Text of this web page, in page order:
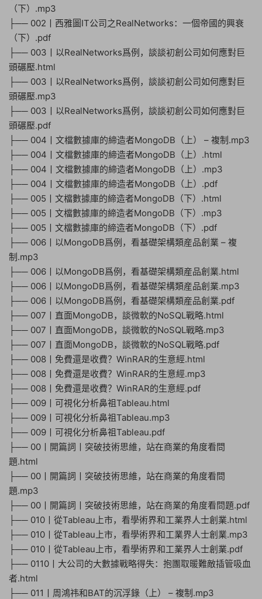
（下）.mp3
├── 002丨西雅圖IT公司之RealNetworks：一個帝國的興衰
（下）.pdf
├── 003丨以RealNetworks爲例，談談初創公司如何應對巨
頭碾壓.html
├── 003丨以RealNetworks爲例，談談初創公司如何應對巨
頭碾壓.mp3
├── 003丨以RealNetworks爲例，談談初創公司如何應對巨
頭碾壓.pdf
├── 004丨文檔數據庫的締造者MongoDB（上） – 複制.mp3
├── 004丨文檔數據庫的締造者MongoDB（上）.html
├── 004丨文檔數據庫的締造者MongoDB（上）.mp3
├── 004丨文檔數據庫的締造者MongoDB（上）.pdf
├── 005丨文檔數據庫的締造者MongoDB（下）.html
├── 005丨文檔數據庫的締造者MongoDB（下）.mp3
├── 005丨文檔數據庫的締造者MongoDB（下）.pdf
├── 006丨以MongoDB爲例，看基礎架構類産品創業 – 複
制.mp3
├── 006丨以MongoDB爲例，看基礎架構類産品創業.html
├── 006丨以MongoDB爲例，看基礎架構類産品創業.mp3
├── 006丨以MongoDB爲例，看基礎架構類産品創業.pdf
├── 007丨直面MongoDB，談微軟的NoSQL戰略.html
├── 007丨直面MongoDB，談微軟的NoSQL戰略.mp3
├── 007丨直面MongoDB，談微軟的NoSQL戰略.pdf
├── 008丨免費還是收費？WinRAR的生意經.html
├── 008丨免費還是收費？WinRAR的生意經.mp3
├── 008丨免費還是收費？WinRAR的生意經.pdf
├── 009丨可視化分析鼻祖Tableau.html
├── 009丨可視化分析鼻祖Tableau.mp3
├── 009丨可視化分析鼻祖Tableau.pdf
├── 00丨開篇詞丨突破技術思維，站在商業的角度看問
題.html
├── 00丨開篇詞丨突破技術思維，站在商業的角度看問
題.mp3
├── 00丨開篇詞丨突破技術思維，站在商業的角度看問題.pdf
├── 010丨從Tableau上市，看學術界和工業界人士創業.html
├── 010丨從Tableau上市，看學術界和工業界人士創業.mp3
├── 010丨從Tableau上市，看學術界和工業界人士創業.pdf
├── 0110丨大公司的大數據戰略得失：抱團取暖難敵插管吸血
者.html
├── 011丨周鴻祎和BAT的沉浮錄（上） – 複制.mp3